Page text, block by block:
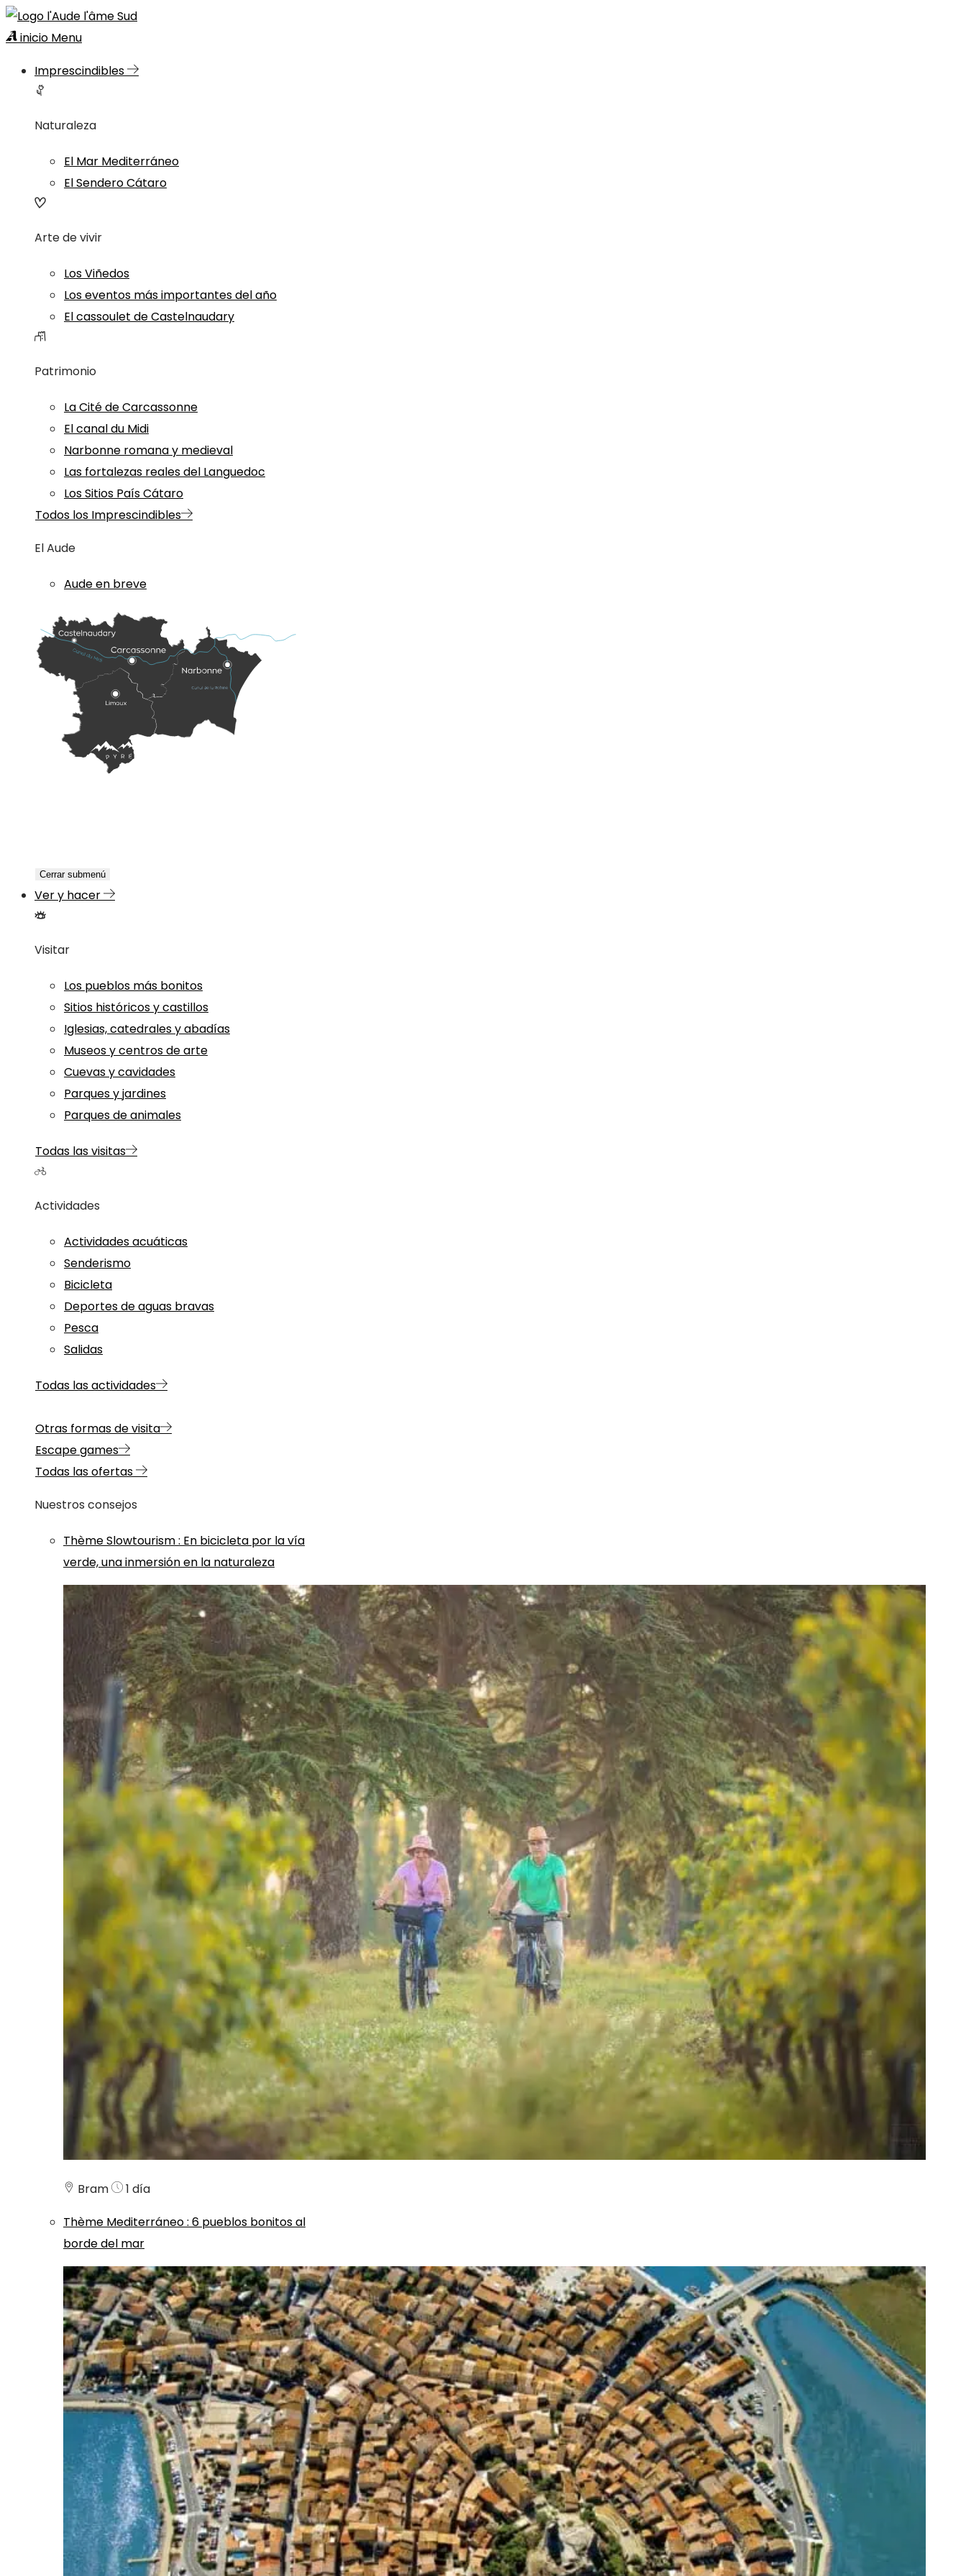
inicio Menu
Imprescindibles
Naturaleza
El Mar Mediterráneo
El Sendero Cátaro
Arte de vivir
Los Viñedos
Los eventos más importantes del año
El cassoulet de Castelnaudary
Patrimonio
La Cité de Carcassonne
El canal du Midi
Narbonne romana y medieval
Las fortalezas reales del Languedoc
Los Sitios País Cátaro
Todos los Imprescindibles
El Aude
Aude en breve
Cerrar submenú
Ver y hacer
Visitar
Los pueblos más bonitos
Sitios históricos y castillos
Iglesias, catedrales y abadías
Museos y centros de arte
Cuevas y cavidades
Parques y jardines
Parques de animales
Todas las visitas
Actividades
Actividades acuáticas
Senderismo
Bicicleta
Deportes de aguas bravas
Pesca
Salidas
Todas las actividades
Otras formas de visita
Escape games
Todas las ofertas
Nuestros consejos
ThèmeSlowtourism: En bicicleta por la vía
verde, una inmersión en la naturaleza
Bram
1 día
Thème Mediterráneo: 6 pueblos bonitos al
borde del mar